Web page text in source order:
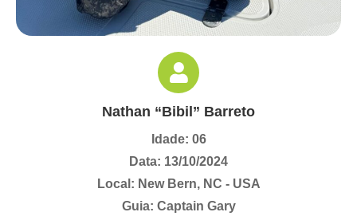
Nathan “Bibil” Barreto
Idade: 06
Data: 13/10/2024
Local: New Bern, NC - USA
Guia: Captain Gary